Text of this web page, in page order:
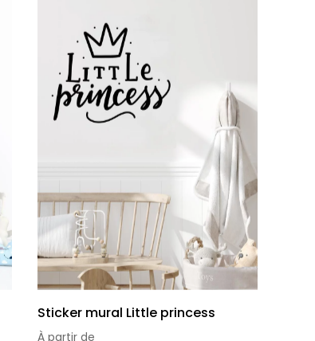
Sticker mural Little princess
À partir de